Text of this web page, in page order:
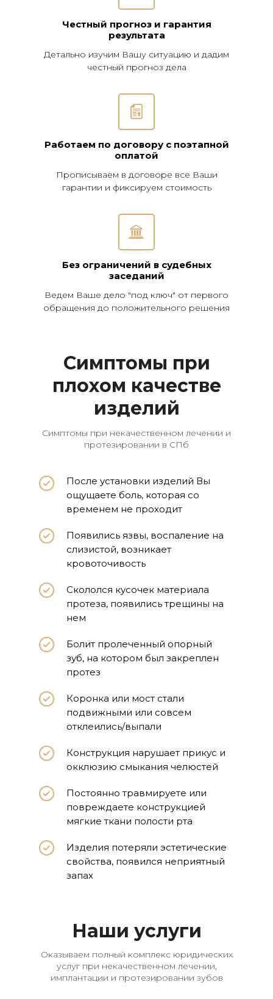
Честный прогноз и гарантия
результата
Работаем по договору с поэтапной
оплатой
Без ограничений в судебных
заседаний
Детально изучим Вашу ситуацию и дадим
честный прогноз дела
Прописываем в договоре все Ваши
гарантии и фиксируем стоимость
Ведем Ваше дело "под ключ" от первого
обращения до положительного решения
Симптомы при
плохом качестве
изделий
Симптомы при некачественном лечении и
протезировании в СПб
После установки изделий Вы
ощущаете боль, которая со
временем не проходит
Появились язвы, воспаление на
слизистой, возникает
кровоточивость
Скололся кусочек материала
протеза, появились трещины на
нем
Болит пролеченный опорный
зуб, на котором был закреплен
протез
Коронка или мост стали
подвижными или совсем
отклеились/выпали
Конструкция нарушает прикус и
окклюзию смыкания челюстей
Постоянно травмируете или
повреждаете конструкцией
мягкие ткани полости рта
Изделия потеряли эстетические
свойства, появился неприятный
запах
Наши услуги
Оказываем полный комплекс юридических
услуг при некачественном лечении,
имплантации и протезировании зубов